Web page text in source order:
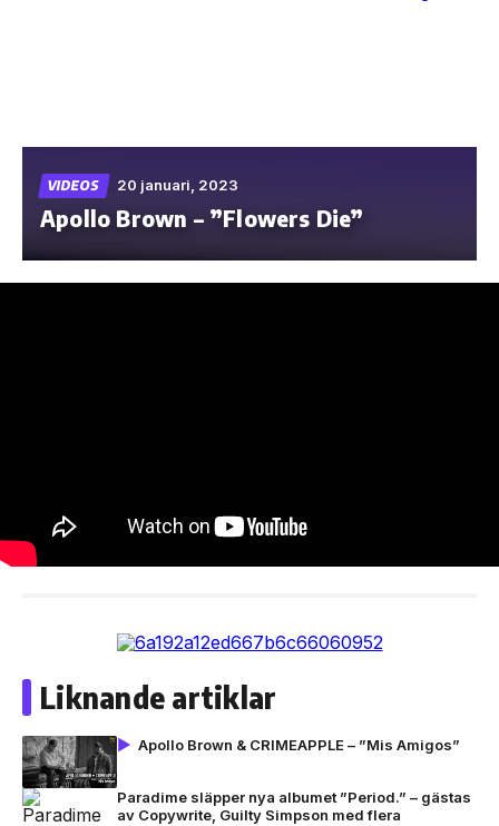
content
VIDEOS 20 januari, 2023
Apollo Brown – ”Flowers Die”
Liknande artiklar
Apollo Brown & CRIMEAPPLE – ”Mis Amigos”
Paradime släpper nya albumet ”Period.” – gästas
av Copywrite, Guilty Simpson med flera